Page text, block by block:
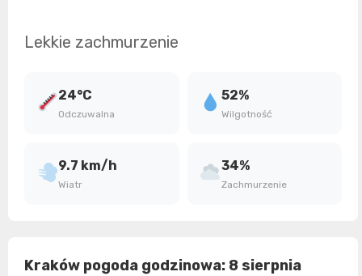
Lekkie zachmurzenie
24°C
Odczuwalna
52%
Wilgotność
9.7 km/h
Wiatr
34%
Zachmurzenie
Kraków pogoda godzinowa: 8 sierpnia